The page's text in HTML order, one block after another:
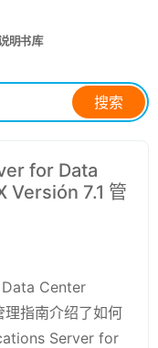
搜索
for Data
Versión 7.1 管
Center
指南介绍了如何
Server for